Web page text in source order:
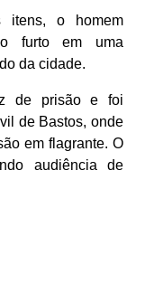
itens, o homem
furto em uma
da cidade.
de prisão e foi
de Bastos, onde
em flagrante. O
audiência de